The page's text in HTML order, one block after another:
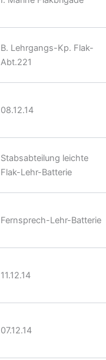
B. Lehrgangs-Kp. Flak-
Abt.221
08.12.14
Stabsabteilung leichte
Flak-Lehr-Batterie
Fernsprech-Lehr-Batterie
11.12.14
07.12.14